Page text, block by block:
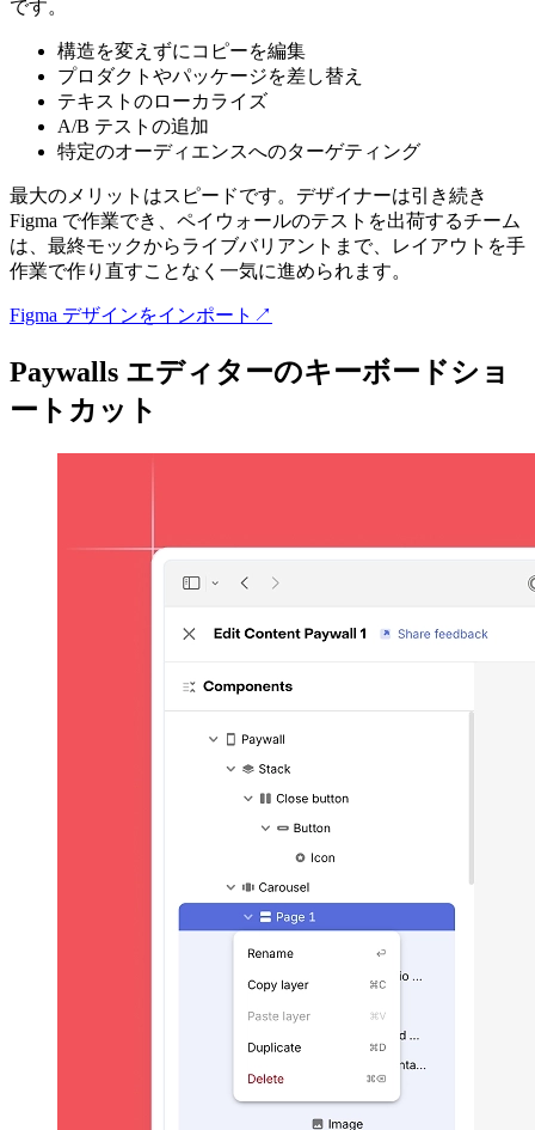
です。
構造を変えずにコピーを編集
プロダクトやパッケージを差し替え
テキストのローカライズ
A/B テストの追加
特定のオーディエンスへのターゲティング
最大のメリットはスピードです。デザイナーは引き続き
Figma で作業でき、ペイウォールのテストを出荷するチーム
は、最終モックからライブバリアントまで、レイアウトを手
作業で作り直すことなく一気に進められます。
Figma デザインをインポート↗
Paywalls エディターのキーボードショ
ートカット